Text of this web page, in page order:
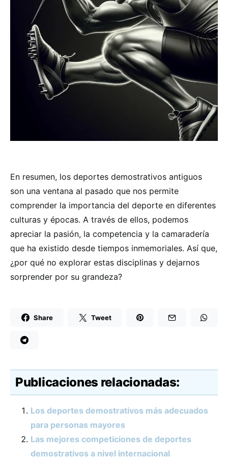
En resumen, los deportes demostrativos antiguos
son una ventana al pasado que nos permite
comprender la importancia del deporte en diferentes
culturas y épocas. A través de ellos, podemos
apreciar la pasión, la competencia y la camaradería
que ha existido desde tiempos inmemoriales. Así que,
¿por qué no explorar estas disciplinas y dejarnos
sorprender por su grandeza?
Share Tweet
Publicaciones relacionadas:
Los deportes demostrativos más adecuados
para personas mayores
Las mejores competiciones de deportes
demostrativos a nivel internacional